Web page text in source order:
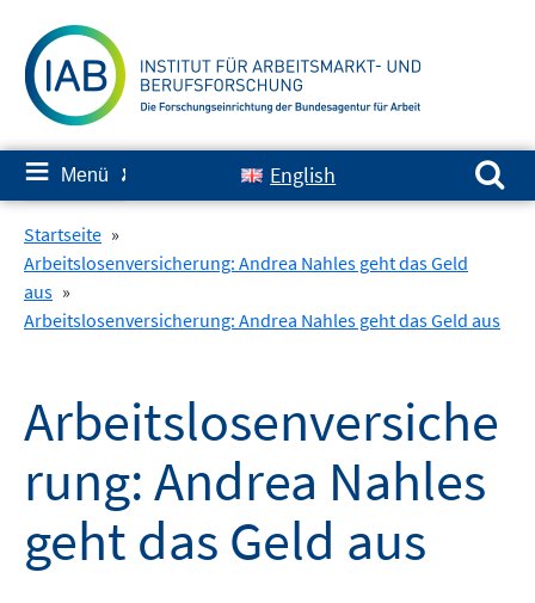
zum
Inhalt
≡ Menü ✘ English
Suchen nach:
Startseite »
Arbeitslosenversicherung: Andrea Nahles geht das Geld
aus »
Arbeitslosenversicherung: Andrea Nahles geht das Geld aus
Arbeitslosenversiche
rung: Andrea Nahles
geht das Geld aus